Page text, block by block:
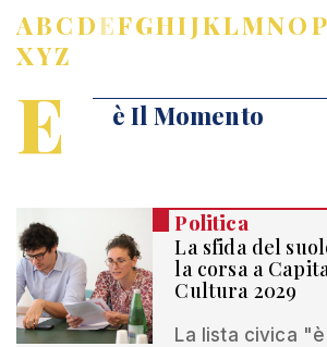
ABCDEFGHIJKLMNOP
XYZ
E è Il Momento
Politica
La sfida del
la corsa a
Cultura 2029
La lista civica